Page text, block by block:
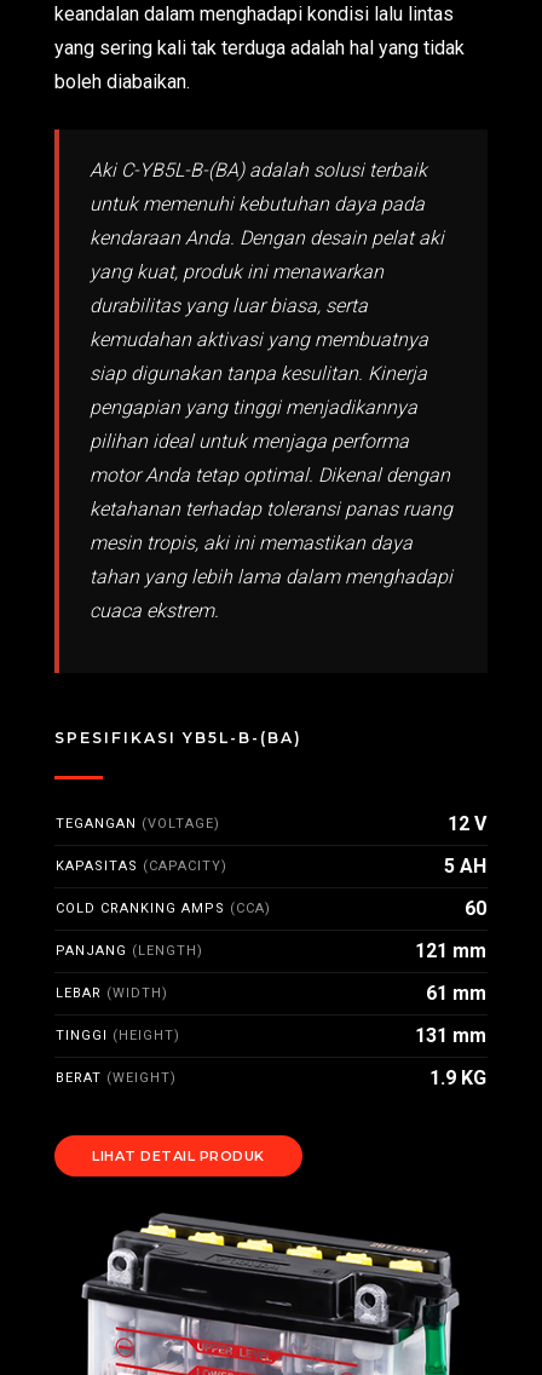
keandalan dalam menghadapi kondisi lalu lintas
yang sering kali tak terduga adalah hal yang tidak
boleh diabaikan.
Aki C-YB5L-B-(BA) adalah solusi terbaik
untuk memenuhi kebutuhan daya pada
kendaraan Anda. Dengan desain pelat aki
yang kuat, produk ini menawarkan
durabilitas yang luar biasa, serta
kemudahan aktivasi yang membuatnya
siap digunakan tanpa kesulitan. Kinerja
pengapian yang tinggi menjadikannya
pilihan ideal untuk menjaga performa
motor Anda tetap optimal. Dikenal dengan
ketahanan terhadap toleransi panas ruang
mesin tropis, aki ini memastikan daya
tahan yang lebih lama dalam menghadapi
cuaca ekstrem.
SPESIFIKASI YB5L-B-(BA)
TEGANGAN (VOLTAGE) 12 V
KAPASITAS (CAPACITY) 5 AH
COLD CRANKING AMPS (CCA) 60
PANJANG (LENGTH) 121 mm
LEBAR (WIDTH) 61 mm
TINGGI (HEIGHT) 131 mm
BERAT (WEIGHT) 1.9 KG
LIHAT DETAIL PRODUK